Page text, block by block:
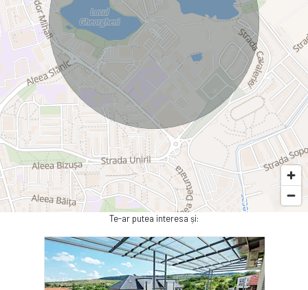
Te-ar putea interesa și: